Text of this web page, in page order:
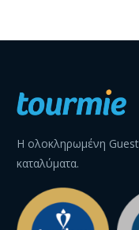
Η ολοκληρωμένη Guest
καταλύματα.